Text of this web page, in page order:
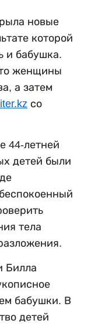
новые
которой
и бабушка.
женщины
а затем
со
44-летней
детей были
тела
Билла
бабушки. В
детей